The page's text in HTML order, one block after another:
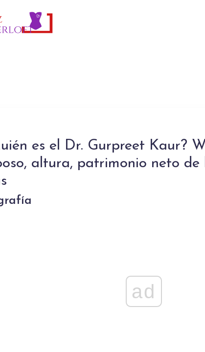
es el Dr. Gurpreet Kaur?
altura, patrimonio neto de
ad